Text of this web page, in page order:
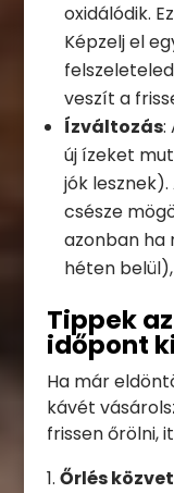
oxidálódik.
Képzelj el
veszít a
Ízváltozás:
új ízeket
jók
csésze
azonban ha
héten
Tippek
időpont
Ha már
kávét
frissen őrölni,
Őrlés